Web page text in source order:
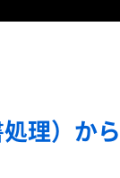
理）から